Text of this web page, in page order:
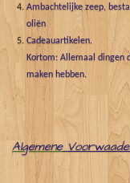
Ambachtelijke zeep,
oliën
Cadeauartikelen.
Kortom: Allemaal dingen
maken hebben.
Algemene